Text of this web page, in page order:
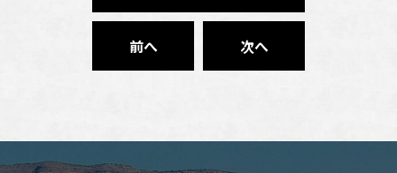
前へ 次へ